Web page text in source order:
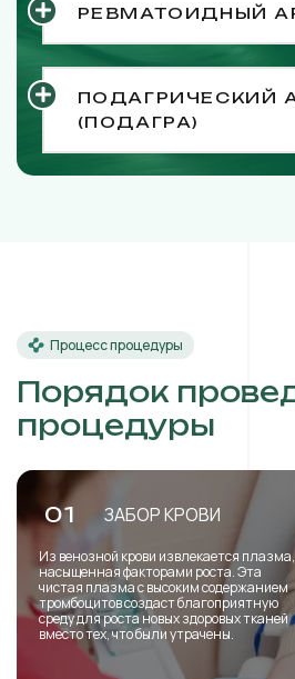
РЕВМАТОИДНЫЙ
ПОДАГРИЧЕСКИЙ
(ПОДАГРА)
Процесс процедуры
Порядок
процедуры
01 ЗАБОР КРОВИ
Из венозной крови извлекается плазма,
насыщенная факторами роста. Эта
чистая плазма с высоким содержанием
тромбоцитов создаст благоприятную
среду для роста новых здоровых тканей
вместо тех, что были утрачены.